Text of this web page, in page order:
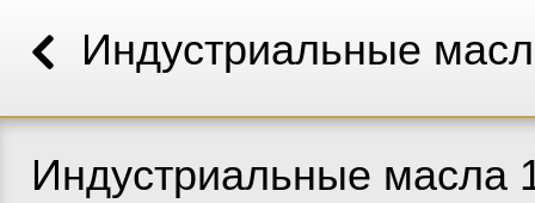
Индустриальные
Индустриальные масла